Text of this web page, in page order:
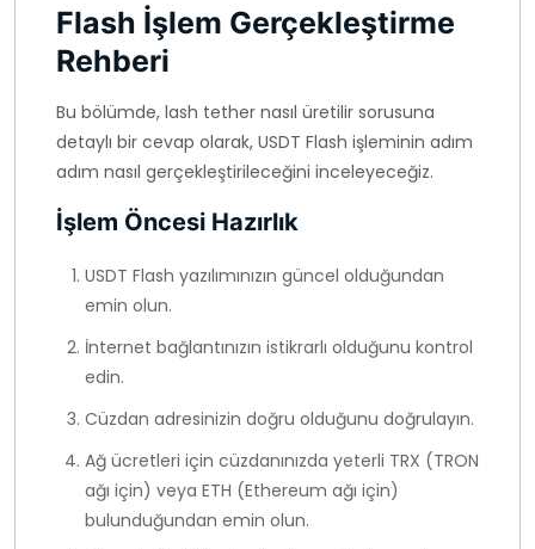
Flash İşlem Gerçekleştirme
Rehberi
Bu bölümde, lash tether nasıl üretilir sorusuna
detaylı bir cevap olarak, USDT Flash işleminin adım
adım nasıl gerçekleştirileceğini inceleyeceğiz.
İşlem Öncesi Hazırlık
USDT Flash yazılımınızın güncel olduğundan
emin olun.
İnternet bağlantınızın istikrarlı olduğunu kontrol
edin.
Cüzdan adresinizin doğru olduğunu doğrulayın.
Ağ ücretleri için cüzdanınızda yeterli TRX (TRON
ağı için) veya ETH (Ethereum ağı için)
bulunduğundan emin olun.